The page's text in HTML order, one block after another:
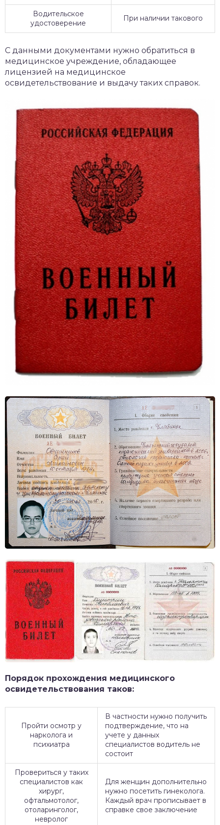
Водительское
удостоверение
При наличии такового
С данными документами нужно обратиться в
медицинское учреждение, обладающее
лицензией на медицинское
освидетельствование и выдачу таких справок.
Порядок прохождения медицинского
освидетельствования таков:
Пройти осмотр у
нарколога и
психиатра
В частности нужно получить
подтверждение, что на
учете у данных
специалистов водитель не
состоит
Провериться у таких
специалистов как
хирург,
офтальмотолог,
отоларинголог,
невролог
Для женщин дополнительно
нужно посетить гинеколога.
Каждый врач прописывает в
справке свое заключение